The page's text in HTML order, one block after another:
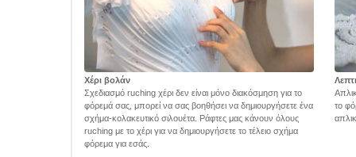
Χέρι βολάν
Σχεδιασμό ruching χέρι δεν είναι μόνο διακόσμηση για το
φόρεμά σας, μπορεί να σας βοηθήσει να δημιουργήσετε ένα
σχήμα-κολακευτικό σιλουέτα. Ράφτες μας κάνουν όλους
ruching με το χέρι για να δημιουργήσετε το τέλειο σχήμα
φόρεμα για εσάς.
το